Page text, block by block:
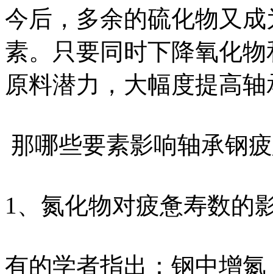
今后，多余的硫化物又
素。只要同时下降氧化
原料潜力，大幅度提高
那哪些要素影响轴承钢
1、氮化物对疲惫寿数的
有的学者指出：钢中增